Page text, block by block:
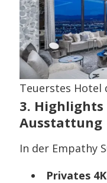
Teuerstes Hotel
3. Highlights
Ausstattung
In der Empathy
Privates